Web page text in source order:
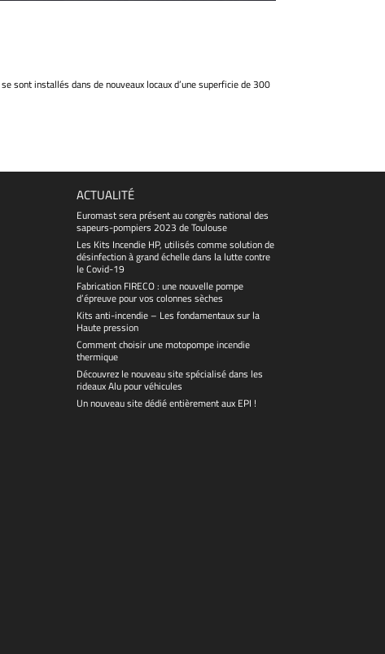
sont installés dans de nouveaux locaux d’une superficie de 300
ACTUALITÉ
Euromast sera présent au congrès national des
sapeurs-pompiers 2023 de Toulouse
Les Kits Incendie HP, utilisés comme solution de
désinfection à grand échelle dans la lutte contre
le Covid-19
Fabrication FIRECO : une nouvelle pompe
d’épreuve pour vos colonnes sèches
Kits anti-incendie – Les fondamentaux sur la
Haute pression
Comment choisir une motopompe incendie
thermique
Découvrez le nouveau site spécialisé dans les
rideaux Alu pour véhicules
Un nouveau site dédié entièrement aux EPI !